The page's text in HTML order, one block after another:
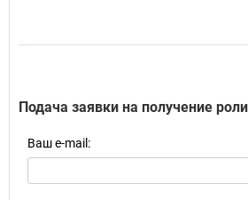
Подача заявки на получение
Ваш e-mail: